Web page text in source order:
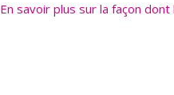
En savoir plus sur la façon